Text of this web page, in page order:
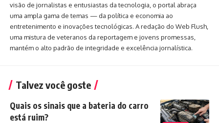
visão de jornalistas e entusiastas da tecnologia, o portal abraça
uma ampla gama de temas — da política e economia ao
entretenimento e inovações tecnológicas. A redação do Web Flush,
uma mistura de veteranos da reportagem e jovens promessas,
mantém o alto padrão de integridade e excelência jornalística.
Talvez você goste
Quais os sinais que a bateria do carro
está ruim?